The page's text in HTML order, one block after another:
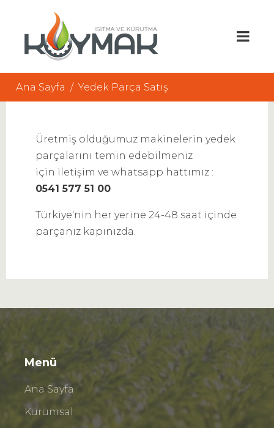
Ana Sayfa Yedek Parça Satış
Üretmiş olduğumuz makinelerin yedek
parçalarını temin edebilmeniz
için iletişim ve whatsapp hattımız :
0541 577 51 00
Türkiye'nin her yerine 24-48 saat içinde
parçanız kapınızda.
Menü
Ana Sayfa
Kurumsal